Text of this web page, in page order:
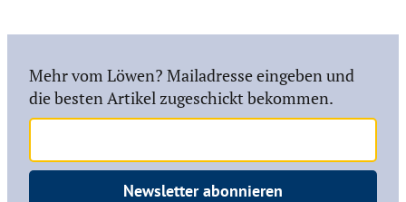
Mehr vom Löwen? Mailadresse eingeben und
die besten Artikel zugeschickt bekommen.
Newsletter abonnieren